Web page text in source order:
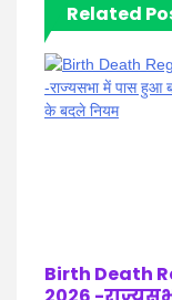
Related
Birth Death